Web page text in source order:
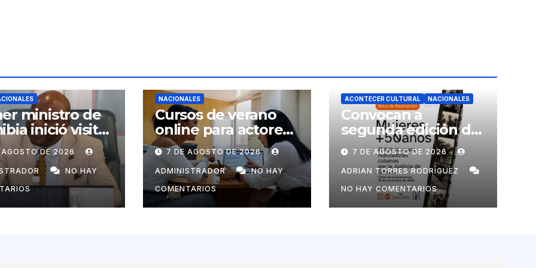
ministro de
inició visita
a Cuba por
de
Marrero
AGOSTO DE 2026
NO HAY
NACIONALES
Cursos de verano
online para actores
económicos y
estatales
7 DE AGOSTO DE 2026
ADMINISTRADOR
NO HAY
COMENTARIOS
ACONTECER CULTURAL NACIONALES
Convocan a
segunda edición de
Beca para
realizadoras
mayores de 50 años
7 DE AGOSTO DE 2026
ADRIAN TORRES RODRÍGUEZ
NO HAY COMENTARIOS